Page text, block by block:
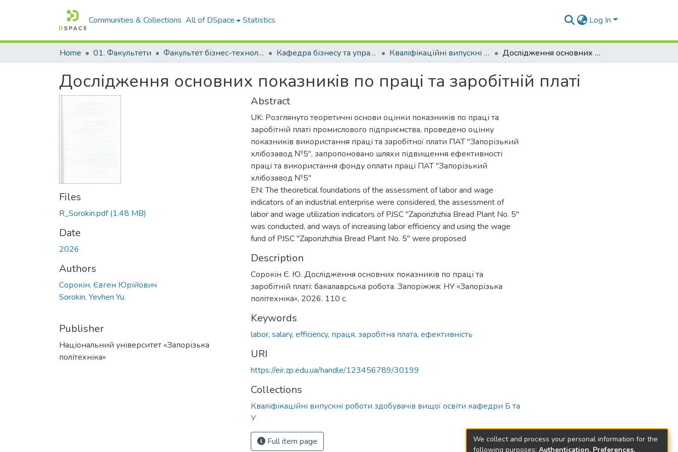
Communities & Collections All of DSpace Statistics Log In
Home 01. Факультети Факультет бізнес-технологій та економіки Кафедра бізнесу та управління (Кафедра Б та У) Кваліфікаційні випускні роботи здобувачів вищої освіти кафедри Б та У Дослідження основних показників по праці та заробітній платі
Дослідження основних показників по праці та заробітній платі
Files
R_Sorokin.pdf(1.48 MB)
Date
2026
Authors
Сорокін, Євген Юрійович
Sorokin, Yevhen Yu.
Publisher
Національний університет «Запорізька
політехніка»
Abstract
UK: Розглянуто теоретичні основи оцінки показників по праці та
заробітній платі промислового підприємства, проведено оцінку
показників використання праці та заробітної плати ПАТ "Запорізький
хлібозавод №5", запропоновано шляхи підвищення ефективності
праці та використання фонду оплати праці ПАТ "Запорізький
хлібозавод №5"
EN: The theoretical foundations of the assessment of labor and wage
indicators of an industrial enterprise were considered, the assessment of
labor and wage utilization indicators of PJSC "Zaporizhzhia Bread Plant No. 5"
was conducted, and ways of increasing labor efficiency and using the wage
fund of PJSC "Zaporizhzhia Bread Plant No. 5" were proposed
Description
Сорокін Є. Ю. Дослідження основних показників по праці та
заробітній платі: бакалаврська робота. Запоріжжя: НУ «Запорізька
політехніка», 2026. 110 c.
Keywords
labor, salary, efficiency, праця, заробітна плата, ефективність
URI
https://eir.zp.edu.ua/handle/123456789/30199
Collections
Кваліфікаційні випускні роботи здобувачів вищої освіти кафедри Б та
У
Full item page
We collect and process your personal information for the
following purposes: Authentication, Preferences,